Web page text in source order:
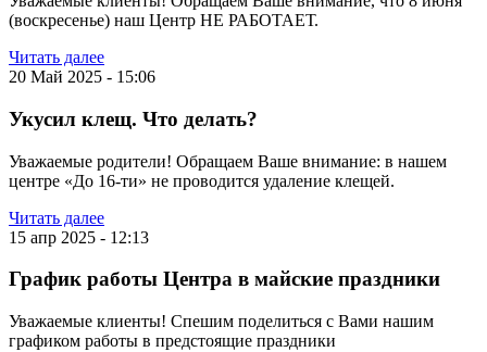
(воскресенье) наш Центр НЕ РАБОТАЕТ.
Читать далее
20 Май 2025 - 15:06
Укусил клещ. Что делать?
Уважаемые родители! Обращаем Ваше внимание: в нашем
центре «До 16-ти» не проводится удаление клещей.
Читать далее
15 апр 2025 - 12:13
График работы Центра в майские праздники
Уважаемые клиенты! Спешим поделиться с Вами нашим
графиком работы в предстоящие праздники